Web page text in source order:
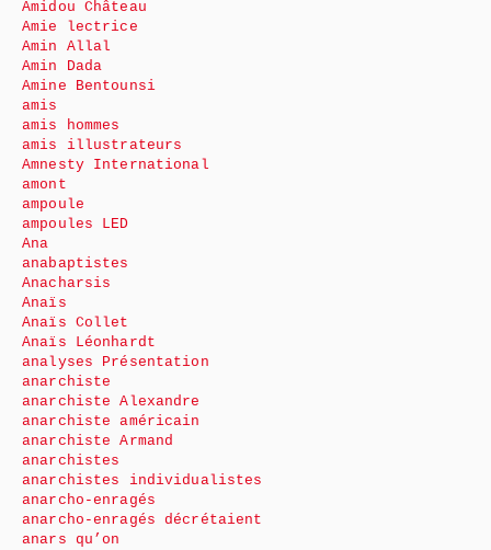
Amidou Château
Amie lectrice
Amin Allal
Amin Dada
Amine Bentounsi
amis
amis hommes
amis illustrateurs
Amnesty International
amont
ampoule
ampoules LED
Ana
anabaptistes
Anacharsis
Anaïs
Anaïs Collet
Anaïs Léonhardt
analyses Présentation
anarchiste
anarchiste Alexandre
anarchiste américain
anarchiste Armand
anarchistes
anarchistes individualistes
anarcho-enragés
anarcho-enragés décrétaient
anars qu’on